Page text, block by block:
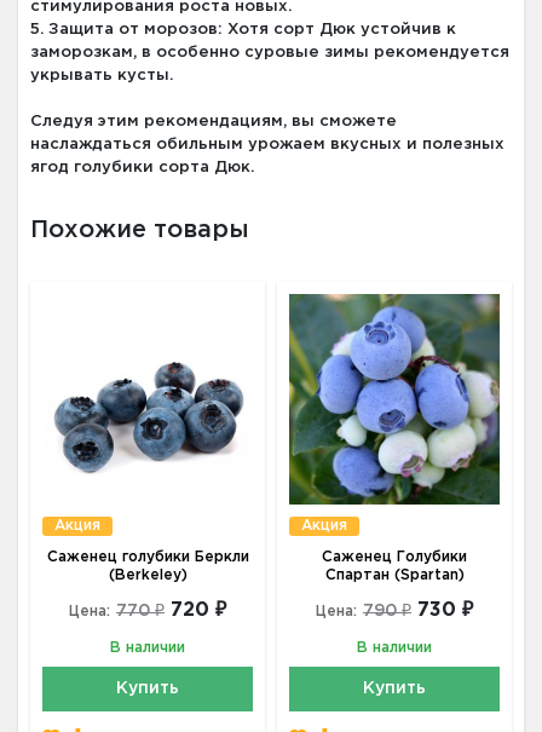
стимулирования роста новых.
5. Защита от морозов: Хотя сорт Дюк устойчив к
заморозкам, в особенно суровые зимы рекомендуется
укрывать кусты.
Следуя этим рекомендациям, вы сможете
наслаждаться обильным урожаем вкусных и полезных
ягод голубики сорта Дюк.
Похожие товары
Акция
Саженец голубики Беркли
(Berkeley)
Цена: 770 ₽ 720 ₽
В наличии
Купить
Акция
Саженец Голубики
Спартан (Spartan)
Цена: 790 ₽ 730 ₽
В наличии
Купить